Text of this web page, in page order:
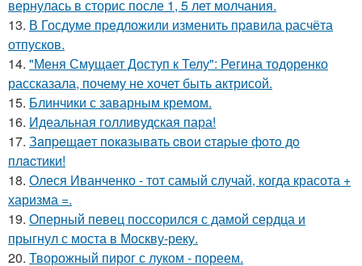
вернулась в сторис после 1, 5 лет молчания.
13. В Госдуме пpeдложили изменить пpaвила расчёта
отпусков.
14. "Меня Смущает Доступ к Телу": Регина тодоренко
рассказала, почему не хочет быть актрисой.
15. Блинчики с заварным кремом.
16. Идеальная голливудская пара!
17. Зaпpeщaeт пoкaзывaть cвoи cтapыe фoтo дo
плacтики!
18. Олеся Иванченко - тот самый случай, когда красота +
харизма =.
19. Оперный певец поссорился с дамой сердца и
прыгнул с моста в Москву-реку.
20. Творожный пирог с луком - пореем.